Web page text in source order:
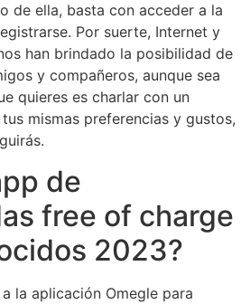
de ella, basta con acceder a la
Por suerte, Internet y
han brindado la posibilidad de
y compañeros, aunque sea
quieres es charlar con un
mismas preferencias y gustos,
de
free of charge
2023?
la aplicación Omegle para